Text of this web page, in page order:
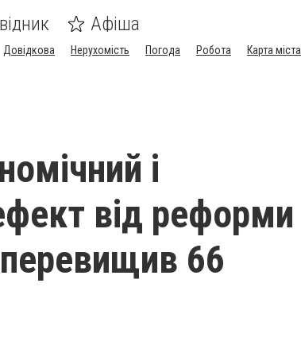
Афіша
Довідкова Нерухомість Погода Робота
Карта міста
і
від реформи
66